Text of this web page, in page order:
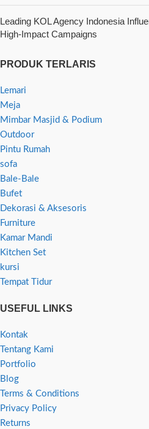
Leading KOL Agency Indonesia
High-Impact Campaigns
PRODUK TERLARIS
Lemari
Meja
Mimbar Masjid & Podium
Outdoor
Pintu Rumah
sofa
Bale-Bale
Bufet
Dekorasi & Aksesoris
Furniture
Kamar Mandi
Kitchen Set
kursi
Tempat Tidur
USEFUL LINKS
Kontak
Tentang Kami
Portfolio
Blog
Terms & Conditions
Privacy Policy
Returns